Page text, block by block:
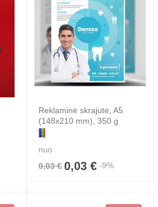
Reklaminė skrajutė, A5
(148x210 mm), 350 g
nuo
0,03 € 0,03 € -9%